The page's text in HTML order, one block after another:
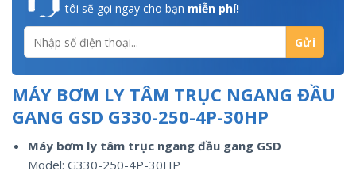
tôi sẽ gọi ngay cho bạn miễn phí!
MÁY BƠM LY TÂM TRỤC NGANG ĐẦU
GANG GSD G330-250-4P-30HP
Máy bơm ly tâm trục ngang đầu gang GSD
Model: G330-250-4P-30HP